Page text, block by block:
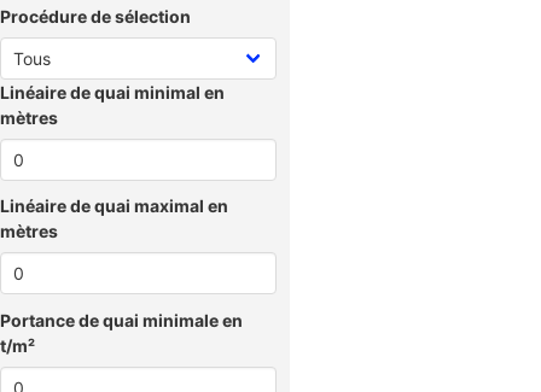
Procédure de sélection
Linéaire de quai minimal en
mètres
Linéaire de quai maximal en
mètres
Portance de quai minimale en
t/m²